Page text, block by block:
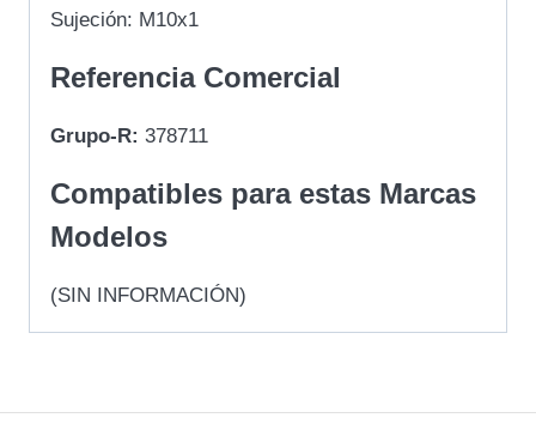
Sujeción: M10x1
Referencia Comercial
Grupo-R: 378711
Compatibles para estas Marcas
Modelos
(SIN INFORMACIÓN)